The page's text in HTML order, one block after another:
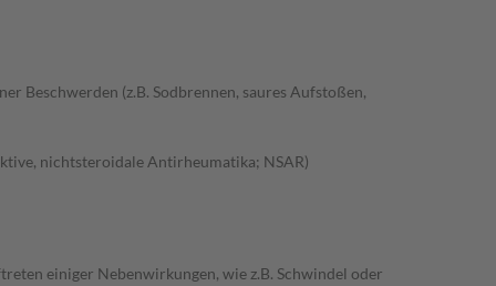
Beschwerden (z.B. Sodbrennen, saures Aufstoßen,
nichtsteroidale Antirheumatika; NSAR)
einiger Nebenwirkungen, wie z.B. Schwindel oder